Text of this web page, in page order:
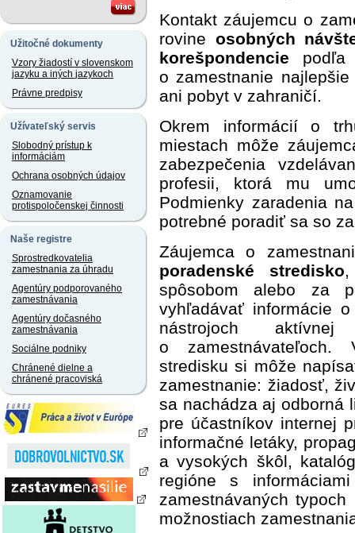
Užitočné dokumenty
Vzory žiadostí v slovenskom
jazyku a iných jazykoch
Právne predpisy
Užívateľský servis
Slobodný prístup k
informáciám
Ochrana osobných údajov
Oznamovanie
protispoločenskej činnosti
Naše registre
Sprostredkovatelia
zamestnania za úhradu
Agentúry podporovaného
zamestnávania
Agentúry dočasného
zamestnávania
Sociálne podniky
Chránené dielne a
chránené pracoviská
Kontakt záujemcu o
rovine osobných
korešpondencie podľa
o zamestnanie
ani pobyt v zahraničí.
Okrem informácií o
miestach môže
zabezpečenia
profesii, ktorá mu
Podmienky zaradenia
potrebné poradiť sa so
Záujemca o
poradenské stredisko,
spôsobom alebo za
vyhľadávať informácie
nástrojoch
o zamestnávateľoch.
stredisku si môže
zamestnanie: žiadosť,
sa nachádza aj odborná
pre účastníkov internej
informačné letáky,
a vysokých škôl,
regióne s
zamestnávaných
možnostiach